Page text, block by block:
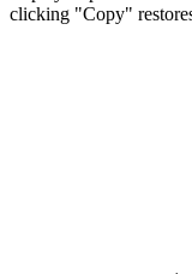
clicking "Copy"